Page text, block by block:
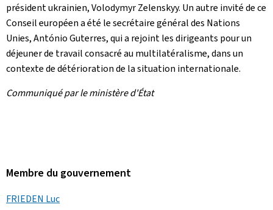
président ukrainien, Volodymyr Zelenskyy. Un autre invité de ce
Conseil européen a été le secrétaire général des Nations
Unies, António Guterres, qui a rejoint les dirigeants pour un
déjeuner de travail consacré au multilatéralisme, dans un
contexte de détérioration de la situation internationale.
Communiqué par le ministère d'État
Membre du gouvernement
FRIEDEN Luc